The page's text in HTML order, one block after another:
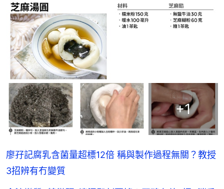
+1
廖孖記腐乳含菌量超標12倍 稱與製作過程無關？教授
3招辨有冇變質